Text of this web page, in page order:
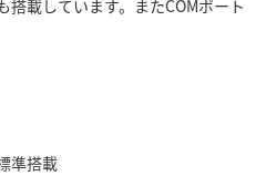
搭載しています。またCOMポート
準搭載